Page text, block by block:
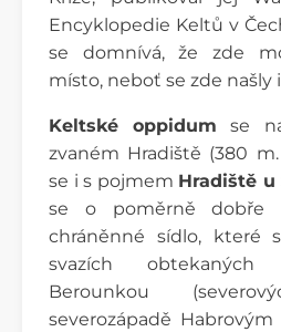
Encyklopedie Keltů v
se domnívá, že zde
místo, neboť se zde našly
Keltské oppidum se
zvaném Hradiště (380
se i s pojmem Hradiště u
se o poměrně dobře
chráněnné sídlo, které
svazích
Berounkou
severozápadě